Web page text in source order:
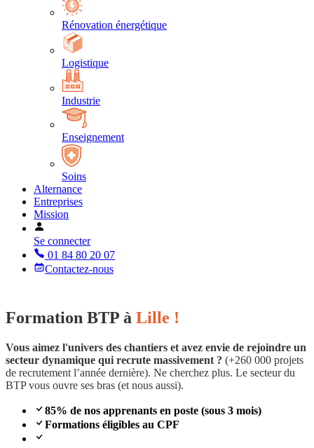
Rénovation énergétique
Logistique
Industrie
Enseignement
Soins
Alternance
Entreprises
Mission
Se connecter
01 84 80 20 07
Contactez-nous
Formation BTP à Lille !
Vous aimez l'univers des chantiers et avez envie de rejoindre un
secteur dynamique qui recrute massivement ? (+260 000 projets
de recrutement l’année dernière). Ne cherchez plus. Le secteur du
BTP vous ouvre ses bras (et nous aussi).
85% de nos apprenants en poste (sous 3 mois)
Formations éligibles au CPF